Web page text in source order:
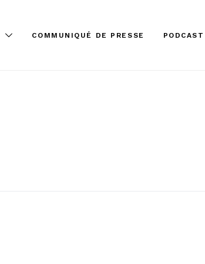
COMMUNIQUÉ DE PRESSE PODCAST